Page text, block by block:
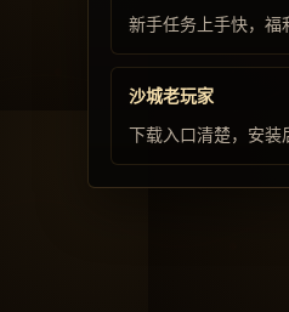
新手任务上手快，福
沙城老玩家
下载入口清楚，安装